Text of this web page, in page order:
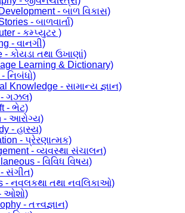
- બાળ વિકાસ)
- બાળવાર્તા)
- કમ્પ્યુટર )
- વાનગી)
- કોયડા તથા ઉખાણાં)
Learning & Dictionary)
નિબંધો)
Knowledge - સામાન્ય જ્ઞાન)
- ગઝલ)
- ભેટ)
- આરોગ્ય)
- હાસ્ય)
- પ્રેરણાત્મક)
- વ્યવસ્થા સંચાલન)
- વિવિધ વિષય)
- સંગીત)
- નવલકથા તથા નવલિકાઓ)
ઓશો)
- તત્ત્વજ્ઞાન)